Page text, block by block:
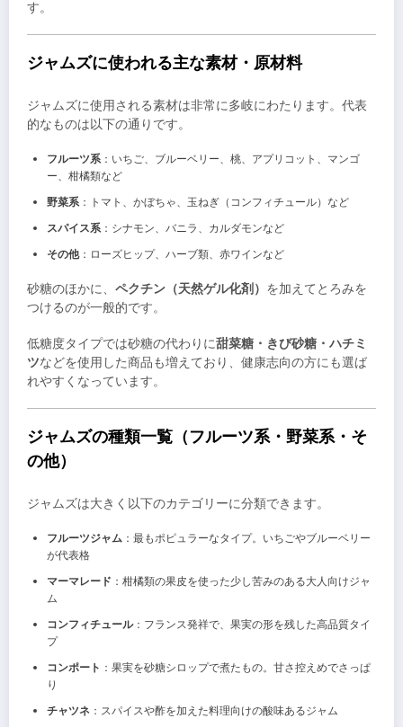
す。
ジャムズに使われる主な素材・原材料
ジャムズに使用される素材は非常に多岐にわたります。代表
的なものは以下の通りです。
フルーツ系：いちご、ブルーベリー、桃、アプリコット、マンゴ
ー、柑橘類など
野菜系：トマト、かぼちゃ、玉ねぎ（コンフィチュール）など
スパイス系：シナモン、バニラ、カルダモンなど
その他：ローズヒップ、ハーブ類、赤ワインなど
砂糖のほかに、 ペクチン（天然ゲル化剤） を加えてとろみを
つけるのが一般的です。
低糖度タイプでは砂糖の代わりに甜菜糖・きび砂糖・ハチミ
ツなどを使用した商品も増えており、健康志向の方にも選ば
れやすくなっています。
ジャムズの種類一覧（フルーツ系・野菜系・そ
の他）
ジャムズは大きく以下のカテゴリーに分類できます。
フルーツジャム ：最もポピュラーなタイプ。いちごやブルーベリー
が代表格
マーマレード ：柑橘類の果皮を使った少し苦みのある大人向けジャ
ム
コンフィチュール：フランス発祥で、果実の形を残した高品質タイ
プ
コンポート ：果実を砂糖シロップで煮たもの。甘さ控えめでさっぱ
り
チャツネ ：スパイスや酢を加えた料理向けの酸味あるジャム